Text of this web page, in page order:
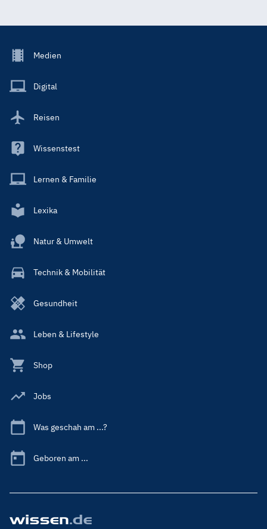
Footer
Main
Medien
Digital
Reisen
Wissenstest
Lernen & Familie
Lexika
Natur & Umwelt
Technik & Mobilität
Gesundheit
Leben & Lifestyle
Shop
Jobs
Was geschah am ...?
Geboren am ...